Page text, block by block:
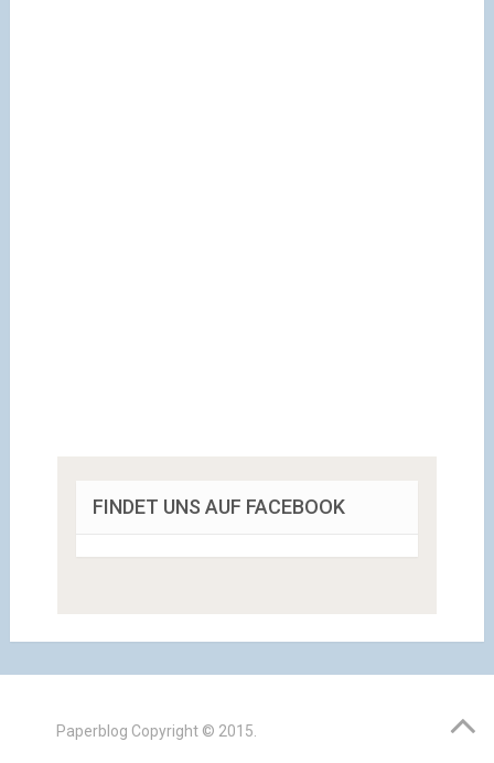
FINDET UNS AUF FACEBOOK
Paperblog Copyright © 2015.